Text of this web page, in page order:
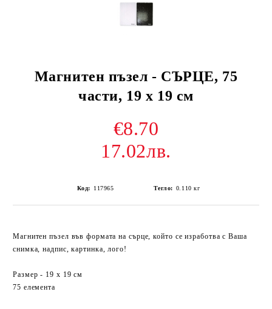
Магнитен пъзел - СЪРЦЕ, 75
части, 19 x 19 см
€8.70
17.02лв.
Код: 117965 Тегло: 0.110 кг
Магнитен пъзел във формата на сърце, който се изработва с Ваша
снимка, надпис, картинка, лого!
Размер - 19 x 19 см
75 елемента